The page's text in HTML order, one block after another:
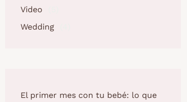
Video
Wedding
El primer mes con tu bebé: lo que